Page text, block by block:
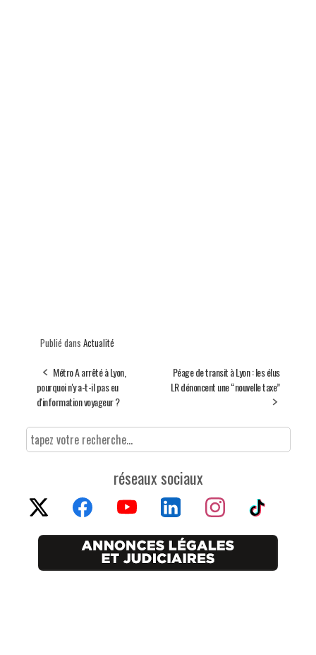
Publié dans Actualité
Métro A arrêté à Lyon,
pourquoi n'y a-t-il pas eu
d'information voyageur ?
Péage de transit à Lyon : les élus
LR dénoncent une “nouvelle taxe”
réseaux sociaux